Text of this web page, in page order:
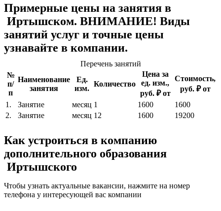
Примерные цены на занятия в
Иртышском. ВНИМАНИЕ! Виды
занятий услуг и точные цены
узнавайте в компании.
Перечень занятий
№
п/
п
Наименование
занятия
Ед.
изм.
Количество
Цена за
ед. изм.,
руб. ₽ от
Стоимость,
руб. ₽ от
1.
Занятие месяц 1 1600
1600
2.
Занятие месяц 12 1600 19200
Как устроиться в компанию
дополнительного образования
Иртышского
Чтобы узнать актуальные вакансии, нажмите на номер
телефона у интересующей вас компании